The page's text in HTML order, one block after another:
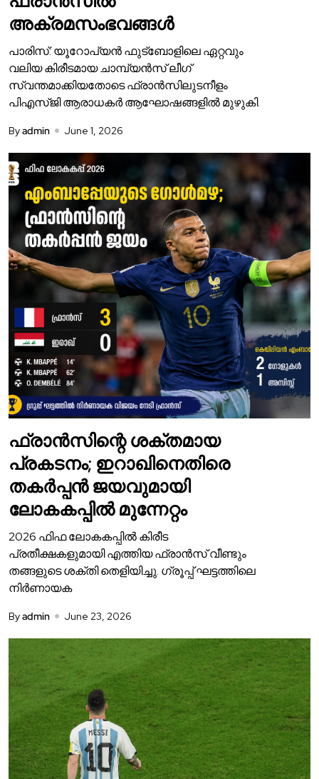
അക്രമസംഭവങ്ങൾ
പാരിസ്: യൂറോപ്യൻ ഫുട്ബോളിലെ ഏറ്റവും
വലിയ കിരീടമായ ചാമ്പ്യൻസ് ലീഗ്
സ്വന്തമാക്കിയതോടെ ഫ്രാൻസിലുടനീളം
പി‌എസ്‌ജി ആരാധകർ ആഘോഷങ്ങളിൽ മുഴുകി.
Byadmin June 1, 2026
ഫ്രാൻസിന്റെ ശക്തമായ
പ്രകടനം; ഇറാഖിനെതിരെ
തകർപ്പൻ ജയവുമായി
ലോകകപ്പിൽ മുന്നേറ്റം
2026 ഫിഫ ലോകകപ്പിൽ കിരീട
പ്രതീക്ഷകളുമായി എത്തിയ ഫ്രാൻസ് വീണ്ടും
തങ്ങളുടെ ശക്തി തെളിയിച്ചു. ഗ്രൂപ്പ് ഘട്ടത്തിലെ
നിർണായക
Byadmin June 23, 2026